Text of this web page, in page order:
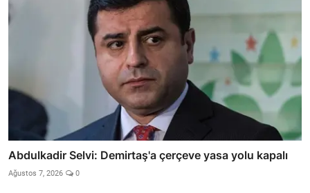
Abdulkadir Selvi: Demirtaş'a çerçeve yasa yolu kapalı
Ağustos 7, 2026 0